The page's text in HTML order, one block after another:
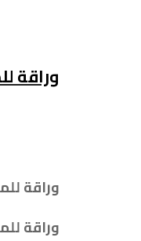
وراقة
وراقة
وراقة